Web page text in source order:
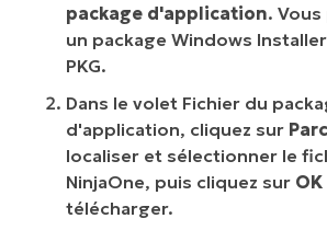
package d'application.
un package Windows
PKG.
Dans le volet Fichier du
d'application, cliquez sur
localiser et sélectionner le
NinjaOne, puis cliquez sur
télécharger.